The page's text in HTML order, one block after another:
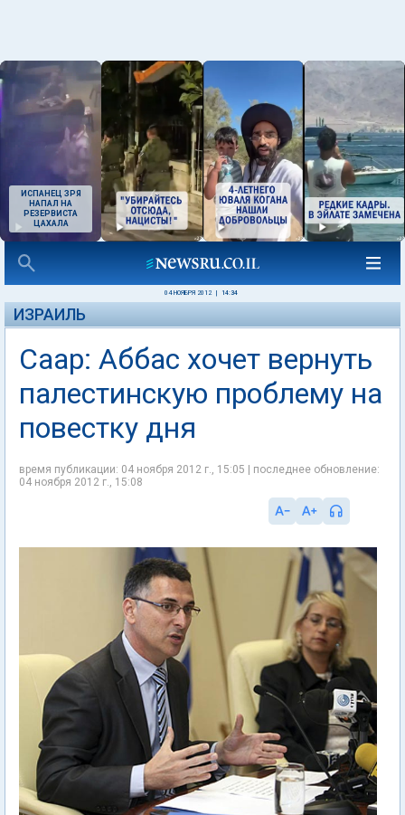
ИСПАНЕЦ ЗРЯ
НАПАЛ НА
РЕЗЕРВИСТА
ЦАХАЛА
04 НОЯБРЯ 2012 14:34
ИЗРАИЛЬ
Саар: Аббас хочет вернуть
палестинскую проблему на
повестку дня
время публикации: 04 ноября 2012 г., 15:05 | последнее обновление:
04 ноября 2012 г., 15:08